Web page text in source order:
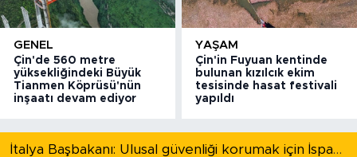
GENEL
Çin'de 560 metre
yüksekliğindeki Büyük
Tianmen Köprüsü'nün
inşaatı devam ediyor
YAŞAM
Çin'in Fuyuan kentinde
bulunan kızılcık ekim
tesisinde hasat festivali
yapıldı
İtalya Başbakanı: Ulusal güvenliği korumak için İspanya ile Schengen kapsamındaki serbest dolaşımı askıya alıyoruz